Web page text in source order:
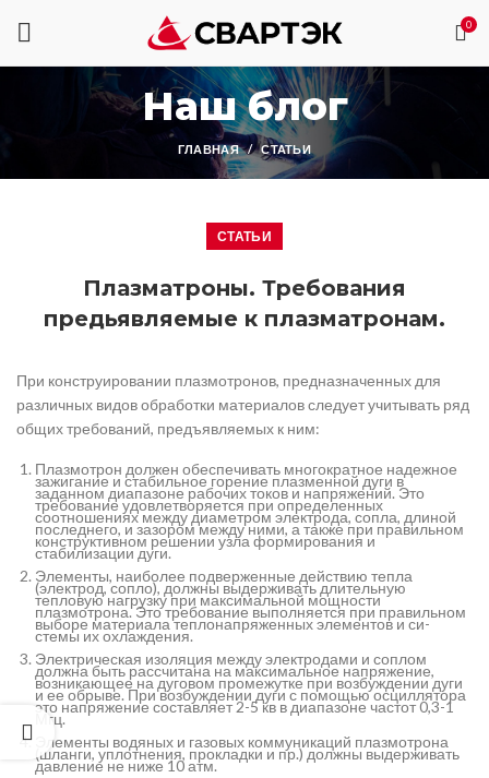
0
Наш блог
ГЛАВНАЯ СТАТЬИ
СТАТЬИ
Плазматроны. Требования
предьявляемые к плазматронам.
При конструировании плазмотронов, предназначенных для
различных видов обработки материалов следует учитывать ряд
общих требований, предъявляемых к ним:
Плазмотрон должен обеспечивать многократное надежное
зажигание и стабильное горение плазменной дуги в
заданном диапазоне рабочих токов и напряжений. Это
требование удовлетворяется при определенных
соотношениях между диаметром электрода, сопла, длиной
последнего, и зазором между ними, а также при правильном
конструктивном решении узла формирования и
стабилизации дуги.
Элементы, наиболее подверженные действию тепла
(электрод, сопло), должны выдерживать длительную
тепловую нагрузку при максимальной мощности
плазмотрона. Это требование выполняется при правильном
выборе материала теплонапряженных элементов и си-
стемы их охлаждения.
Электрическая изоляция между электродами и соплом
должна быть рассчитана на максимальное напряжение,
возникающее на дуговом промежутке при возбуждении дуги
и ее обрыве. При возбуждении дуги с помощью осциллятора
это напряжение составляет 2-5 кв в диапазоне частот 0,3-1
Мгц.
Элементы водяных и газовых коммуникаций плазмотрона
(шланги, уплотнения, прокладки и пр.) должны выдерживать
давление не ниже 10 атм.